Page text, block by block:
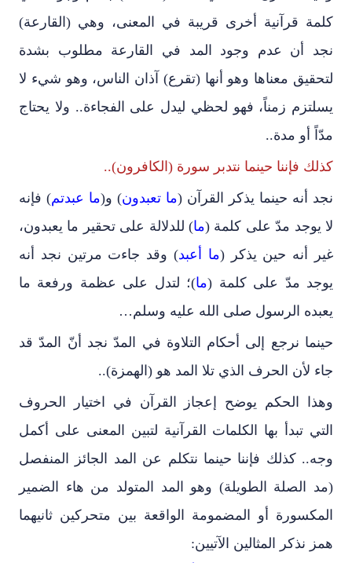
كلمة قرآنية أخرى قريبة في المعنى، وهي (القارعة)
نجد أن عدم وجود المد في القارعة مطلوب بشدة
لتحقيق معناها وهو أنها (تقرع) آذان الناس، وهو شيء لا
يسلتزم زمناً، فهو لحظي ليدل على الفجاءة.. ولا يحتاج
مدّاً أو مدة..
كذلك فإننا حينما نتدبر سورة (الكافرون)..
نجد أنه حينما يذكر القرآن (ما تعبدون) و(ما عبدتم) فإنه
لا يوجد مدّ على كلمة (ما) للدلالة على تحقير ما يعبدون،
غير أنه حين يذكر (ما أعبد) وقد جاءت مرتين نجد أنه
يوجد مدّ على كلمة (ما)؛ لتدل على عظمة ورفعة ما
يعبده الرسول صلى الله عليه وسلم…
حينما نرجع إلى أحكام التلاوة في المدّ نجد أنّ المدّ قد
جاء لأن الحرف الذي تلا المد هو (الهمزة)..
وهذا الحكم يوضح إعجاز القرآن في اختيار الحروف
التي تبدأ بها الكلمات القرآنية لتبين المعنى على أكمل
وجه.. كذلك فإننا حينما نتكلم عن المد الجائز المنفصل
(مد الصلة الطويلة) وهو المد المتولد من هاء الضمير
المكسورة أو المضمومة الواقعة بين متحركين ثانيهما
همز نذكر المثالين الآتيين: